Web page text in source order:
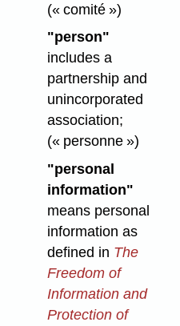
(« comité »)
"person"
includes a
partnership and
unincorporated
association;
(« personne »)
"personal
information"
means personal
information as
defined in The
Freedom of
Information and
Protection of